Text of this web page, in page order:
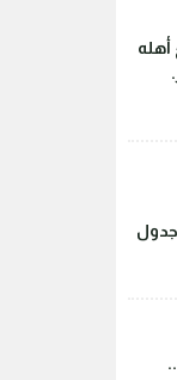
جدول